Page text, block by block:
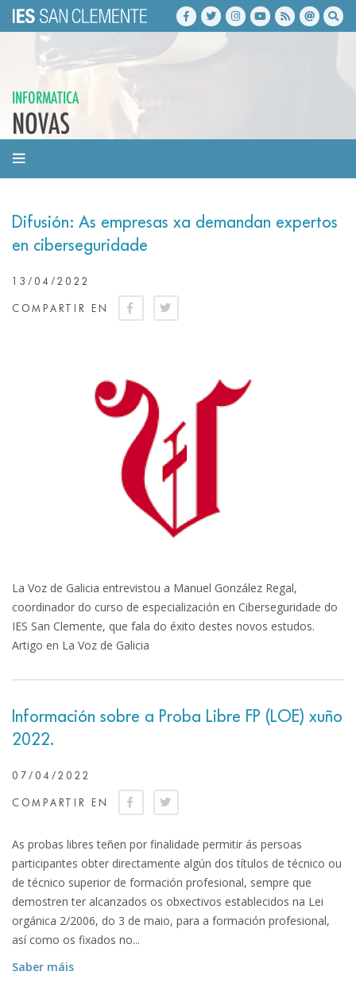
INFORMATICA
NOVAS
Difusión: As empresas xa demandan expertos
en ciberseguridade
13/04/2022
COMPARTIR EN
La Voz de Galicia entrevistou a Manuel González Regal,
coordinador do curso de especialización en Ciberseguridade do
IES San Clemente, que fala do éxito destes novos estudos.
Artigo en La Voz de Galicia
Información sobre a Proba Libre FP (LOE) xuño
2022.
07/04/2022
COMPARTIR EN
As probas libres teñen por finalidade permitir ás persoas
participantes obter directamente algún dos títulos de técnico ou
de técnico superior de formación profesional, sempre que
demostren ter alcanzados os obxectivos establecidos na Lei
orgánica 2/2006, do 3 de maio, para a formación profesional,
así como os fixados no...
Saber máis